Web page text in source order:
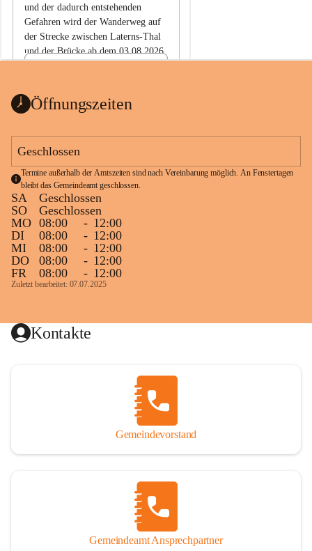
und der dadurch entstehenden
Gefahren wird der Wanderweg auf
der Strecke zwischen Laterns-Thal
und der Brücke ab dem 03.08.2026
ht
1 Seite•0,1 MB
Öffnungszeiten
Geschlossen
Termine außerhalb der Amtszeiten sind nach Vereinbarung möglich. An Fenstertagen
bleibt das Gemeindeamt geschlossen.
SA
Geschlossen
SO
Geschlossen
MO 08:00 - 12:00
DI
08:00 - 12:00
MI
08:00 - 12:00
DO
08:00 - 12:00
FR
08:00 - 12:00
Zuletzt bearbeitet: 07.07.2025
Kontakte
Gemeindevorstand
Gemeindeamt Ansprechpartner